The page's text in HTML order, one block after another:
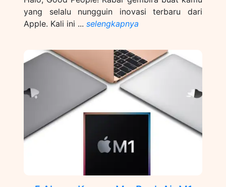
yang selalu nungguin inovasi terbaru dari
Apple. Kali ini ... selengkapnya